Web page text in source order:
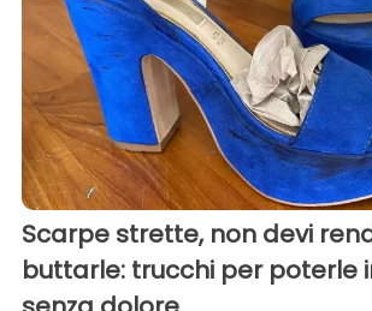
Scarpe strette, non devi
buttarle: trucchi per poterle